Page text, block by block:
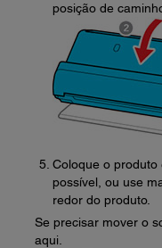
posição de
Coloque o produto
possível, ou use
redor do produto.
Se precisar mover o
aqui.